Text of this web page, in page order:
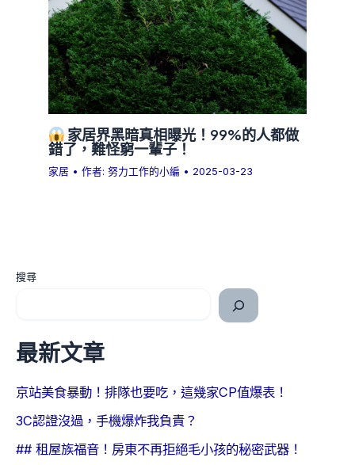
家居界黑暗真相曝光！99%的人都做
錯了，難怪窮一輩子！
家居 • 作者:努力工作的小編 • 2025-03-23
搜尋
最新文章
京站美食暴動！排隊也要吃，這幾家CP值爆表！
3C認證沒過，手機爆炸我負責？
## 租屋族福音！房東不再拒絕毛小孩的秘密武器！